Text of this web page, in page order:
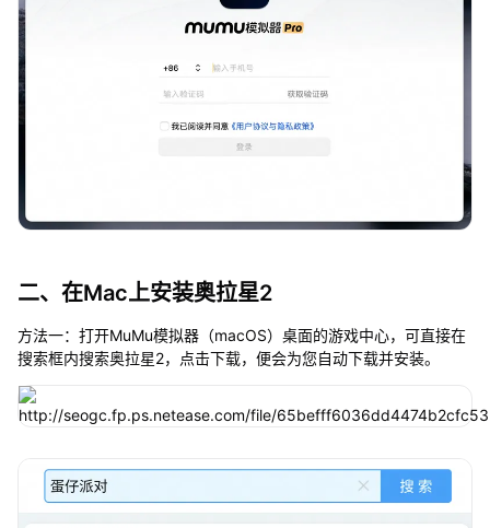
二、在Mac上安装奥拉星2
方法一：打开MuMu模拟器（macOS）桌面的游戏中心，可直接在
搜索框内搜索奥拉星2，点击下载，便会为您自动下载并安装。